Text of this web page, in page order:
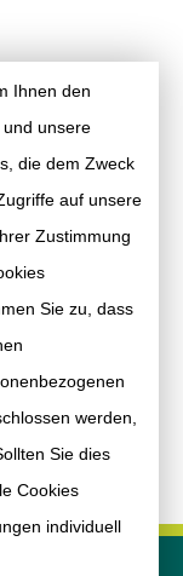
Ihnen den
unsere
die dem Zweck
auf unsere
Zustimmung
Sie zu, dass
werden,
Sie dies
Cookies
individuell